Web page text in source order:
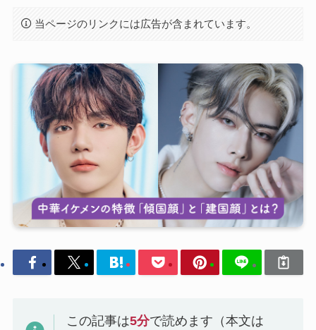
当ページのリンクには広告が含まれています。
この記事は5分で読めます（本文は